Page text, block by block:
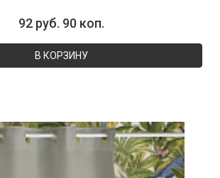
92 руб. 90 коп.
В КОРЗИНУ